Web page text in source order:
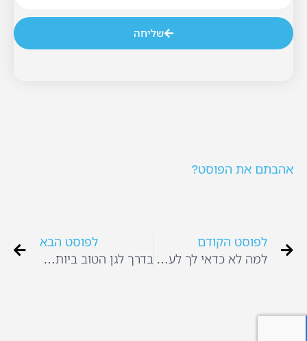
שליחה
אהבתם את הפוסט?
לפוסט הקודם
למה לא כדאי לך לעשות דיאטת כאסח לאחר ההיריון?
לפוסט הבא
בדרך לגן הטוב ביותר – מדריך לבחירת גן